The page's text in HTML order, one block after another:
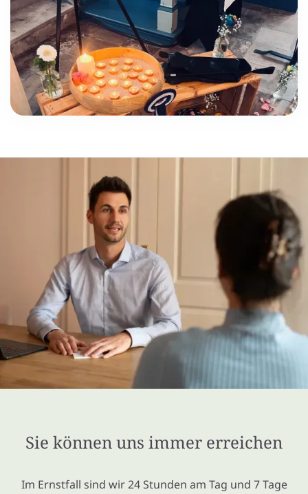
Sie können uns immer erreichen
Im Ernstfall sind wir 24 Stunden am Tag und 7 Tage